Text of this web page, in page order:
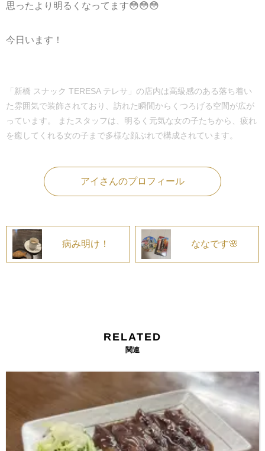
思ったより明るくなってます😳😳😳
今日います！
「新橋 スナック TERESA テレサ」の店内は高級感のある落ち着い
た雰囲気で装飾されており、訪れた瞬間からくつろげる空間が広が
っています。 またスタッフは、明るく元気な女の子たちから、疲れ
を癒してくれる女の子まで多様な顔ぶれで構成されています。
アイさんのプロフィール
病み明け！ ななです🌸
RELATED